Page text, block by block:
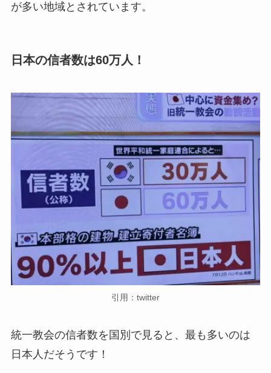
が多い地域とされています。
日本の信者数は60万人！
引用：twitter
統一教会の信者数を国別で見ると、最も多いのは
日本人だそうです！